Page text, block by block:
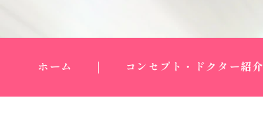
ホーム コンセプト・ドクター紹介